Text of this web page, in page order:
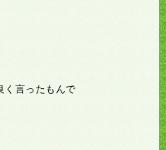
く言ったもんで